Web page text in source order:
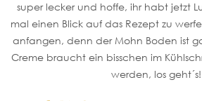
super lecker und hoffe, ihr habt jetzt
mal einen Blick auf das Rezept zu
anfangen, denn der Mohn Boden ist
Creme braucht ein bisschen im
werden, los geht´s!